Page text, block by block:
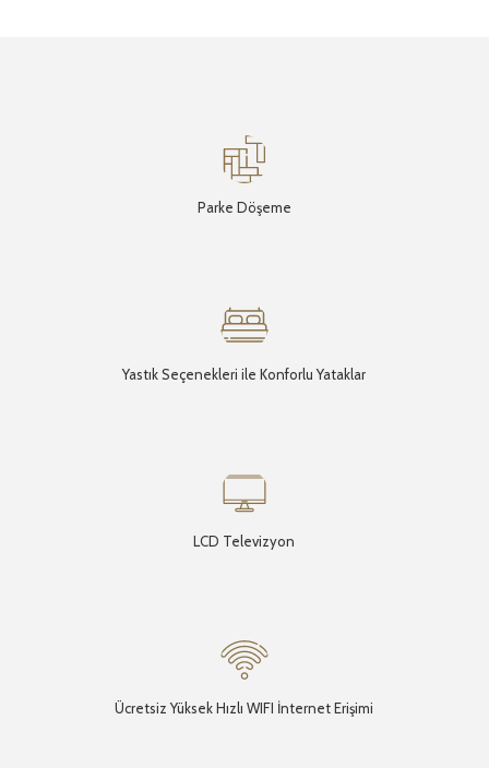
Parke Döşeme
Yastık Seçenekleri ile Konforlu Yataklar
LCD Televizyon
Ücretsiz Yüksek Hızlı WIFI İnternet Erişimi